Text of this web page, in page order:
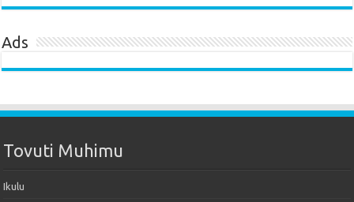
Ads
Tovuti Muhimu
Ikulu